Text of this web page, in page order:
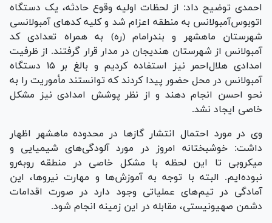
احمدی توضیح داد: از لحظات اولیه وقوع حادثه، یک دستگاه
اتوبوس‌آمبولانس به منطقه اعزام شد و کلیه کد‌های آمبولانسی
شهرستان ماهشهر و بندرامام (ره) به همراه تعدادی کد
آمبولانس از شهرستان هندیجان در مدار قرار گرفتند. از ظرفیت
امدادی هلال‌احمر نیز استفاده کردیم و بالغ بر ۱۵ دستگاه
آمبولانس در محل حضور پیدا کردند که توانستند مأموریت را به
نحو احسن انجام دهند و از نظر پوشش امدادی نیز مشکل
خاصی ایجاد نشد.
وی در مورد احتمال انتشار گاز‌ها در محدوده ماهشهر اظهار
داشت: خوشبختانه امروز در مورد آلودگی‌های شیمیایی و
میکروبی تا این لحظه با مشکل خاصی در منطقه روبه‌رو
نبوده‌ایم. البته با توجه به آموزش‌ها و مهارت نیروها، این
آمادگی در تیم‌های عملیاتی وجود دارد در صورت اقدامات
دشمن صهیونیستی، مقابله در این زمینه انجام شود.